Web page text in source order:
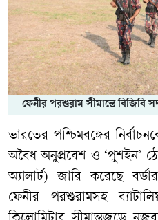
ফেনীর পরশুরাম সীমান্তে বিজিবি
ভারতের পশ্চিমবঙ্গের
অবৈধ অনুপ্রবেশ ও ‘পুশইন’
অ্যালার্ট) জারি করেছে
ফেনীর পরশুরামসহ